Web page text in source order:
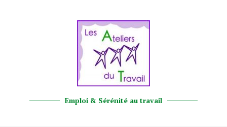
Emploi & Sérénité au travail